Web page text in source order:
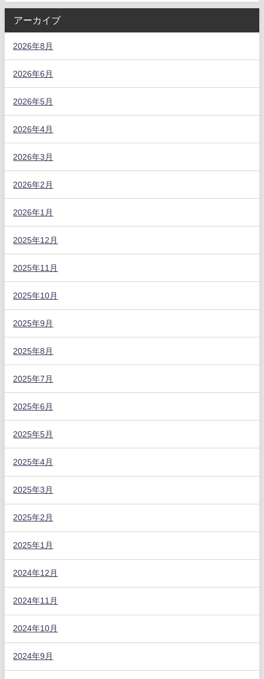
アーカイブ
2026年8月
2026年6月
2026年5月
2026年4月
2026年3月
2026年2月
2026年1月
2025年12月
2025年11月
2025年10月
2025年9月
2025年8月
2025年7月
2025年6月
2025年5月
2025年4月
2025年3月
2025年2月
2025年1月
2024年12月
2024年11月
2024年10月
2024年9月